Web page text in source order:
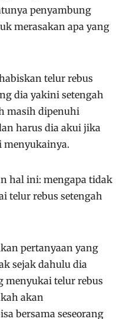
penyambung
merasakan apa yang
telur rebus
dia yakini setengah
masih dipenuhi
harus dia akui jika
menyukainya.
hal ini: mengapa tidak
telur rebus setengah
pertanyaan yang
sejak dahulu dia
menyukai telur rebus
akan
bersama seseorang